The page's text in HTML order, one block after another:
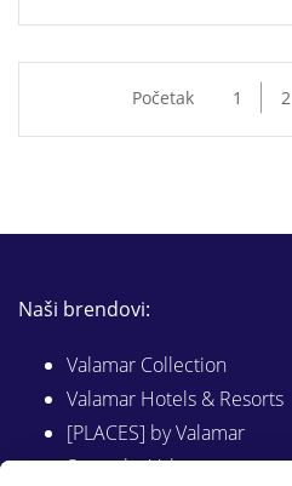
Početak 1 2
Naši brendovi:
Valamar Collection
Valamar Hotels & Resorts
[PLACES] by Valamar
Sunny by Valamar